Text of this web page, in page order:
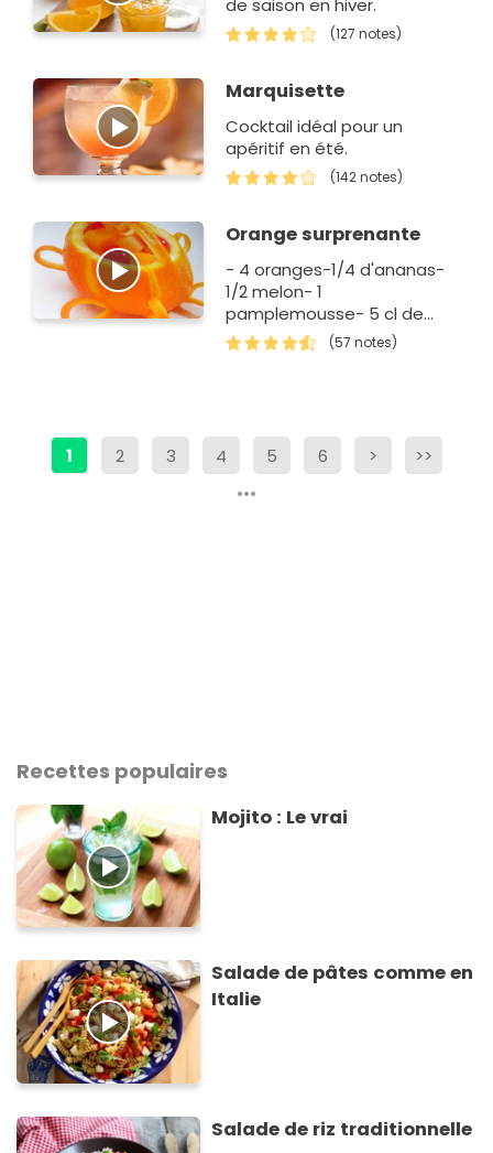
de saison en hiver.
(127 notes)
Marquisette
Cocktail idéal pour un
apéritif en été.
(142 notes)
Orange surprenante
- 4 oranges-1/4 d'ananas-
1/2 melon- 1
pamplemousse- 5 cl de
cognac
(57 notes)
1 2 3 4 5 6 > >>
Recettes populaires
Mojito : Le vrai
Salade de pâtes comme en
Italie
Salade de riz traditionnelle